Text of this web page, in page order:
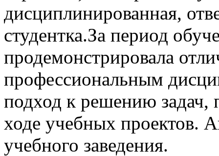
дисциплинированная,
студентка.За период
продемонстрировала
профессиональным
подход к решению задач,
ходе учебных проектов.
учебного заведения.